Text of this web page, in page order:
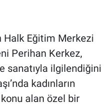
Halk Eğitim Merkezi
Perihan Kerkez,
sanatıyla ilgilendiğini
kadınların
alan özel bir